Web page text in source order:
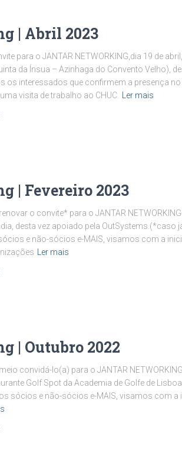
| Abril 2023
para o JANTAR NETWORKING,dia 19 de
da Ínsua – Azinhaga do Convento Velho),
os interessados que confirmem a presença
visita de trabalho ao CHUC.
Ler mais
| Fevereiro 2023
o convite* para o JANTAR
desta vez apoiado pela OutSystems.(*caso
e não-sócios e-MAIS, visamos com a
Ler mais
| Outubro 2022
convidá-lo(a) para o JANTAR
Golf Spot da Academia de Golfe de
sócios e não-sócios e-MAIS, visamos com